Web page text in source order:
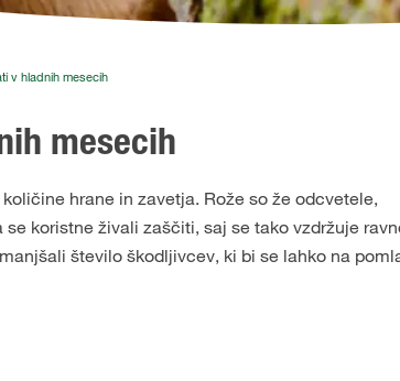
v hladnih mesecih
mesecih
hrane in zavetja. Rože so že odcvetele,
koristne živali zaščiti, saj se tako vzdržuje
število škodljivcev, ki bi se lahko na